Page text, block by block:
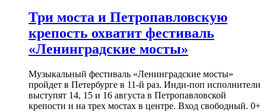
Три моста и Петропавловскую
крепость охватит фестиваль
«Ленинградские мосты»
Музыкальный фестиваль «Ленинградские мосты»
пройдет в Петербурге в 11-й раз. Инди-поп исполнители
выступят 14, 15 и 16 августа в Петропавловской
крепости и на трех мостах в центре. Вход свободный. 0+